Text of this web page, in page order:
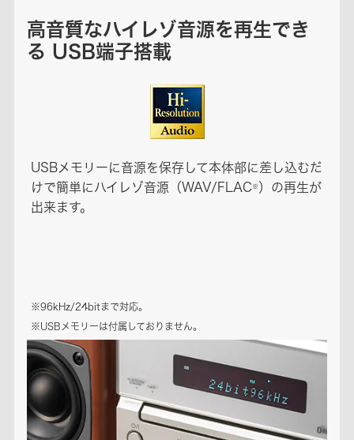
高音質なハイレゾ音源を再生でき
る USB端子搭載
USBメモリーに音源を保存して本体部に差し込むだ
けで簡単にハイレゾ音源（WAV/FLAC※ ）の再生が
出来ます。
※96kHz/24bitまで対応。
※USBメモリーは付属しておりません。